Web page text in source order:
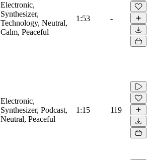
Electronic,
Synthesizer,
Technology, Neutral,
Calm, Peaceful
1:53 -
Electronic,
Synthesizer, Podcast,
Neutral, Peaceful
1:15 119